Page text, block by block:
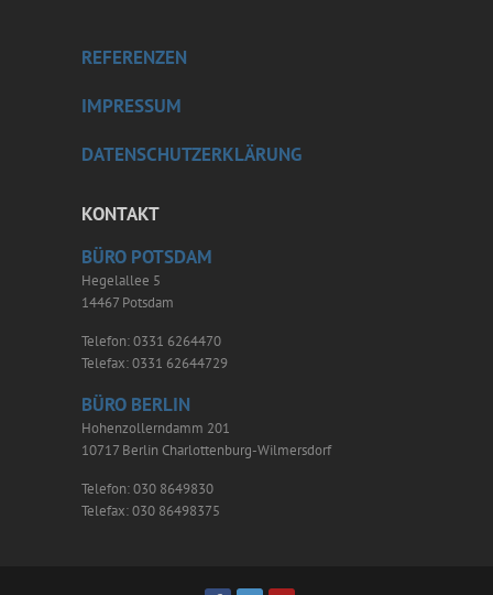
REFERENZEN
IMPRESSUM
DATENSCHUTZERKLÄRUNG
KONTAKT
BÜRO POTSDAM
Hegelallee 5
14467 Potsdam
Telefon: 0331 6264470
Telefax: 0331 62644729
BÜRO BERLIN
Hohenzollerndamm 201
10717 Berlin Charlottenburg-Wilmersdorf
Telefon: 030 8649830
Telefax: 030 86498375